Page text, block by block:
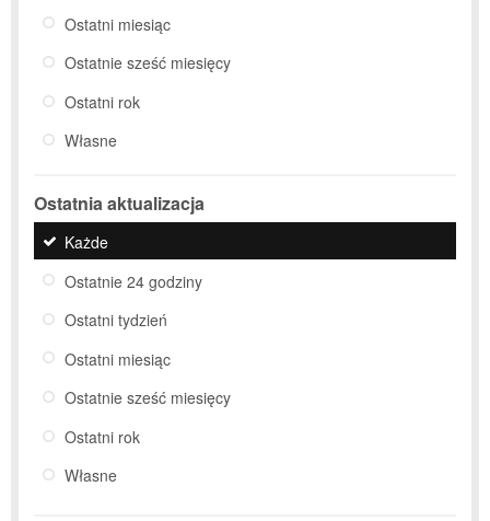
Ostatni miesiąc
Ostatnie sześć miesięcy
Ostatni rok
Własne
Ostatnia aktualizacja
Każde
Ostatnie 24 godziny
Ostatni tydzień
Ostatni miesiąc
Ostatnie sześć miesięcy
Ostatni rok
Własne